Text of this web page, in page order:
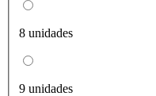
8 unidades
9 unidades